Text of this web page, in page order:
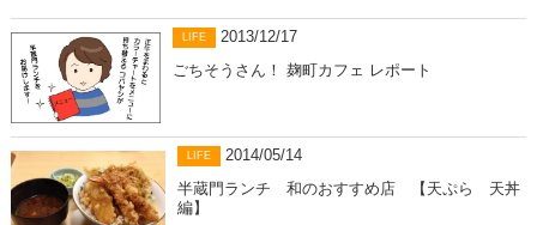
LIFE
2013/12/17
ごちそうさん！ 麹町カフェ レポート
LIFE
2014/05/14
半蔵門ランチ 和のおすすめ店 【天ぷら 天丼
編】